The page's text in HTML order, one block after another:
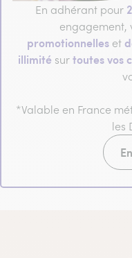
En adhérant pour
engagement,
promotionnelles et
illimité surtoutes vos
*Valable en France
les